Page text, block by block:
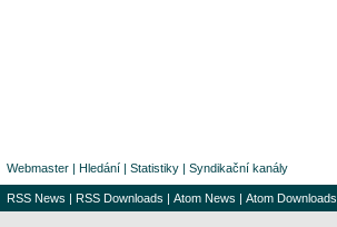
Webmaster | Hledání | Statistiky | Syndikační kanály
RSS News | RSS Downloads | Atom News | Atom Downloads